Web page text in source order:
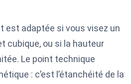
est adaptée si vous visez un
cubique, ou si la hauteur
Le point technique
: c’est l’étanchéité de la